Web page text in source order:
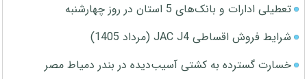
تعطیلی ادارات و بانک‌های 5 استان در روز چهارشنبه
شرایط فروش اقساطی JAC J4 (مرداد 1405)
خسارت گسترده به کشتی آسیب‌دیده در بندر دمیاط مصر